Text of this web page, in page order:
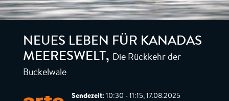
NEUES LEBEN FÜR KANADAS
MEERESWELT, Die Rückkehr der
Buckelwale
Sendezeit: 10:30 - 11:15, 17.08.2025